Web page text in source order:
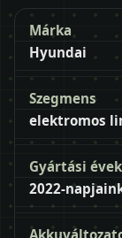
Márka
Hyundai
Szegmens
elektromos
Gyártási évek
2022-